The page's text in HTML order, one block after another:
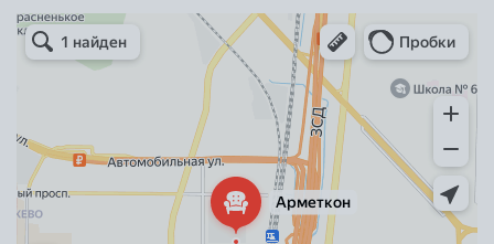
Арметкон
Металлическая мебель в Санкт‑Петербурге
Торговое оборудование в Санкт‑Петербурге